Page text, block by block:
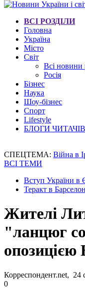
ВСІ РОЗДІЛИ
Головна
Україна
Місто
Світ
Всі новини
Росія
Бізнес
Наука
Шоу-бізнес
Спорт
Lifestyle
БЛОГИ ЧИТАЧІВ
СПЕЦТЕМА: Війна в
ВСІ ТЕМИ
Вступ України в
Теракт в
Жителі
"ланцюг
опозицією
Корреспондент.net, 24
0